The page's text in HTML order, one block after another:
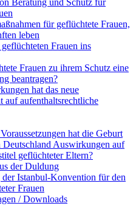
Beratung und Schutz für
für geflüchtete Frauen,
leben
Frauen ins
Frauen zu ihrem Schutz eine
beantragen?
hat das neue
auf aufenthaltsrechtliche
hat die Geburt
Deutschland Auswirkungen auf
geflüchteter Eltern?
der Duldung
Istanbul-Konvention für den
Frauen
/ Downloads